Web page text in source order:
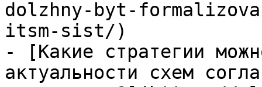
dolzhny-byt-
itsm-sist/)
- [Какие стратегии
актуальности схем